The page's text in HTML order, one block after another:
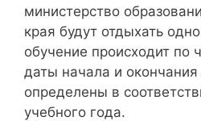
министерство
края будут отдыхать
обучение происходит по
даты начала и окончания
определены в
учебного года.